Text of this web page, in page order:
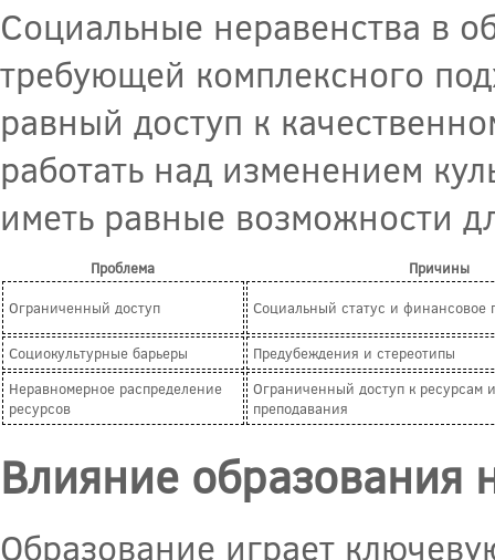
Социальные неравенства в
требующей комплексного
равный доступ к
работать над изменением
иметь равные возможности
Проблема
Причины
Ограниченный доступ
Социальный статус и финансовое
Социокультурные барьеры
Предубеждения и стереотипы
Неравномерное распределение
ресурсов
Ограниченный доступ к ресурсам
преподавания
Влияние образования
Образование играет